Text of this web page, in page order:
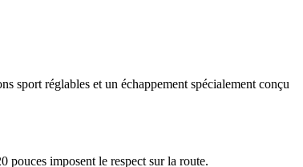
sport réglables et un échappement spécialement conçu
pouces imposent le respect sur la route.